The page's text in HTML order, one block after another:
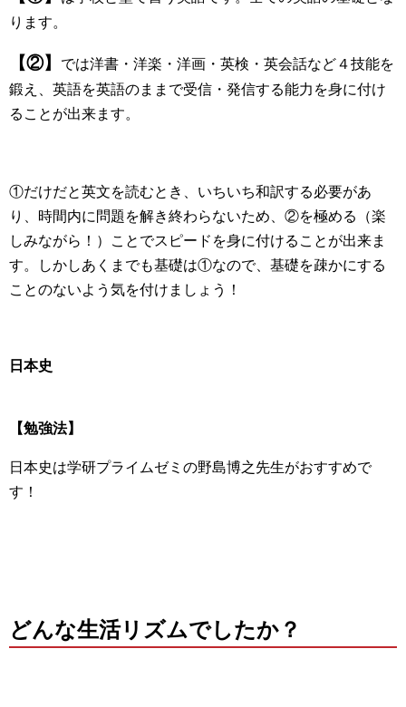
ります。
【②】
では洋書・洋楽・洋画・英検・英会話など４技能を
鍛え、英語を英語のままで受信・発信する能力を身に付け
ることが出来ます。
①だけだと英文を読むとき、いちいち和訳する必要があ
り、時間内に問題を解き終わらないため、②を極める（楽
しみながら！）ことでスピードを身に付けることが出来ま
す。しかしあくまでも基礎は①なので、基礎を疎かにする
ことのないよう気を付けましょう！
日本史
【勉強法】
日本史は学研プライムゼミの野島博之先生がおすすめで
す！
どんな生活リズムでしたか？